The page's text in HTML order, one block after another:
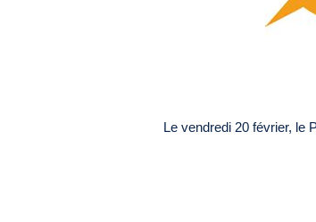
Le vendredi 20 février, le